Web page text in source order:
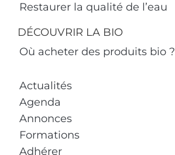
Restaurer la qualité de l’eau
DÉCOUVRIR LA BIO
Où acheter des produits bio ?
Actualités
Agenda
Annonces
Formations
Adhérer